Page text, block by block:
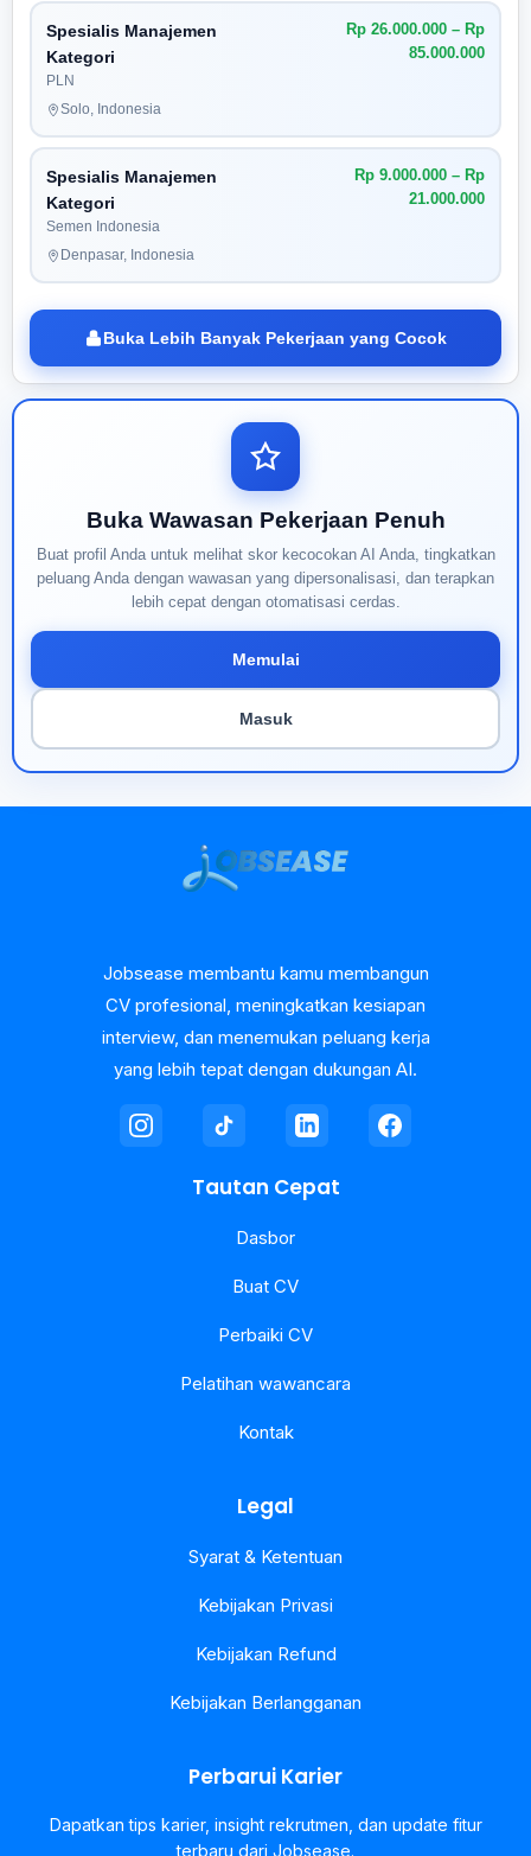
Spesialis Manajemen
Kategori
PLN
Rp 26.000.000 – Rp
85.000.000
Solo, Indonesia
Spesialis Manajemen
Kategori
Semen Indonesia
Rp 9.000.000 – Rp
21.000.000
Denpasar, Indonesia
Buka Lebih Banyak Pekerjaan yang Cocok
Buka Wawasan Pekerjaan Penuh
Buat profil Anda untuk melihat skor kecocokan AI Anda, tingkatkan
peluang Anda dengan wawasan yang dipersonalisasi, dan terapkan
lebih cepat dengan otomatisasi cerdas.
Memulai
Masuk
Jobsease membantu kamu membangun
CV profesional, meningkatkan kesiapan
interview, dan menemukan peluang kerja
yang lebih tepat dengan dukungan AI.
Tautan Cepat
Dasbor
Buat CV
Perbaiki CV
Pelatihan wawancara
Kontak
Legal
Syarat & Ketentuan
Kebijakan Privasi
Kebijakan Refund
Kebijakan Berlangganan
Perbarui Karier
Dapatkan tips karier, insight rekrutmen, dan update fitur
terbaru dari Jobsease.